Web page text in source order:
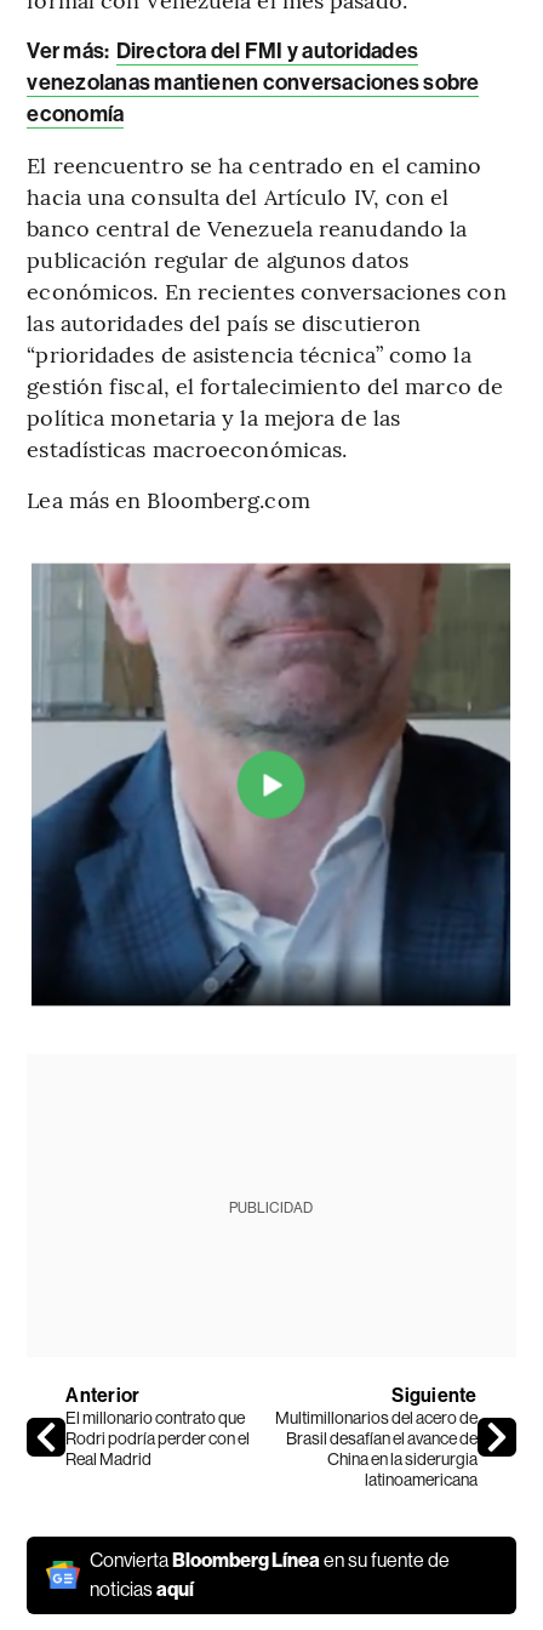
Ver más: Directora del FMI y autoridades
venezolanas mantienen conversaciones sobre
economía
El reencuentro se ha centrado en el camino
hacia una consulta del Artículo IV, con el
banco central de Venezuela reanudando la
publicación regular de algunos datos
económicos. En recientes conversaciones con
las autoridades del país se discutieron
“prioridades de asistencia técnica” como la
gestión fiscal, el fortalecimiento del marco de
política monetaria y la mejora de las
estadísticas macroeconómicas.
Lea más en Bloomberg.com
PUBLICIDAD
Anterior
El millonario contrato que
Rodri podría perder con el
Real Madrid
Siguiente
Multimillonarios del acero de
Brasil desafían el avance de
China en la siderurgia
latinoamericana
ConviertaBloomberg Línea en su fuente de
noticiasaquí